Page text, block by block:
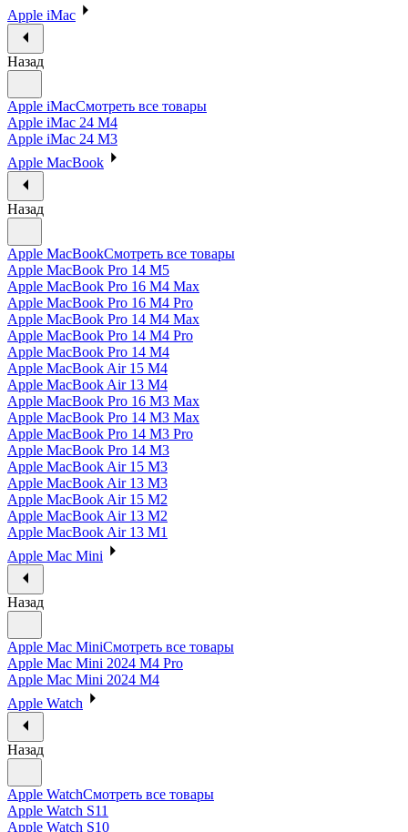
Apple iMac
Назад
Apple iMacСмотреть все товары
Apple iMac 24 M4
Apple iMac 24 M3
Apple MacBook
Назад
Apple MacBookСмотреть все товары
Apple MacBook Pro 14 M5
Apple MacBook Pro 16 M4 Max
Apple MacBook Pro 16 M4 Pro
Apple MacBook Pro 14 M4 Max
Apple MacBook Pro 14 M4 Pro
Apple MacBook Pro 14 M4
Apple MacBook Air 15 M4
Apple MacBook Air 13 M4
Apple MacBook Pro 16 M3 Max
Apple MacBook Pro 14 M3 Max
Apple MacBook Pro 14 M3 Pro
Apple MacBook Pro 14 M3
Apple MacBook Air 15 M3
Apple MacBook Air 13 M3
Apple MacBook Air 15 M2
Apple MacBook Air 13 M2
Apple MacBook Air 13 M1
Apple Mac Mini
Назад
Apple Mac MiniСмотреть все товары
Apple Mac Mini 2024 M4 Pro
Apple Mac Mini 2024 M4
Apple Watch
Назад
Apple WatchСмотреть все товары
Apple Watch S11
Apple Watch S10